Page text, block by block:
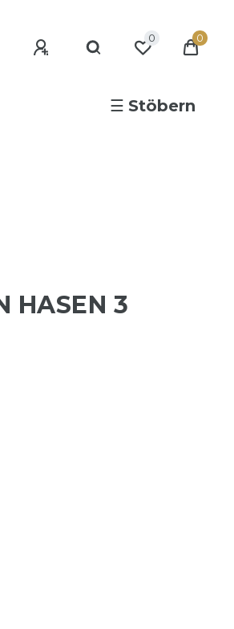
0
0
☰ Stöbern
HASEN 3